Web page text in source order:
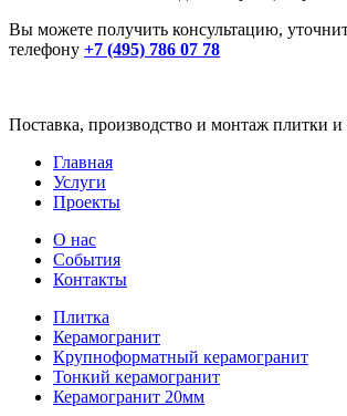
Вы можете получить консультацию,
телефону +7 (495) 786 07 78
Поставка, производство и монтаж плитки и
Главная
Услуги
Проекты
О нас
События
Контакты
Плитка
Керамогранит
Крупноформатный керамогранит
Тонкий керамогранит
Керамогранит 20мм